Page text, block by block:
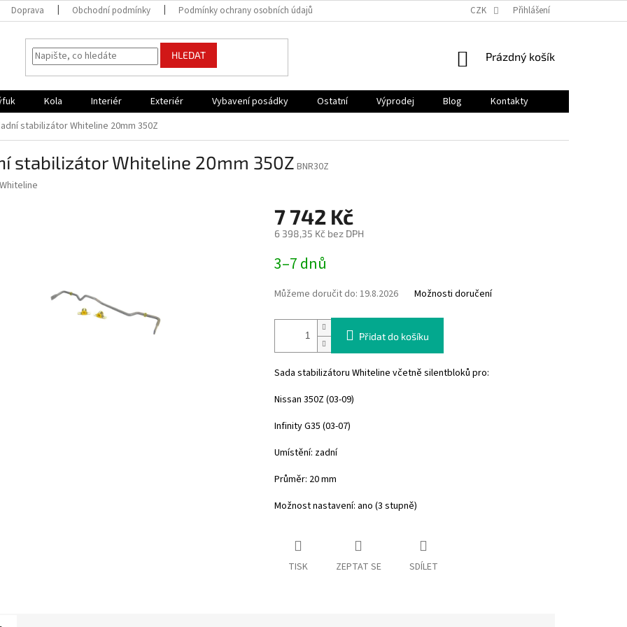
Doprava Obchodní podmínky Podmínky ochrany osobních údajů CZK Přihlášení
HLEDAT
NÁKUPNÍ
Prázdný košík
Kola Interiér Exteriér Vybavení posádky Ostatní Výprodej Blog
Kontakty
stabilizátor Whiteline 20mm 350Z
stabilizátor Whiteline 20mm 350Z BNR30Z
Whiteline
7 742 Kč
6 398,35 Kč bez DPH
cena:
3–7 dnů
Můžeme doručit do: 19.8.2026 Možnosti doručení
Přidat do košíku
Sada stabilizátoru Whiteline včetně silentbloků pro:
Nissan 350Z (03-09)
Infinity G35 (03-07)
Umístění: zadní
Průměr: 20 mm
Možnost nastavení: ano (3 stupně)
TISK ZEPTAT SE SDÍLET